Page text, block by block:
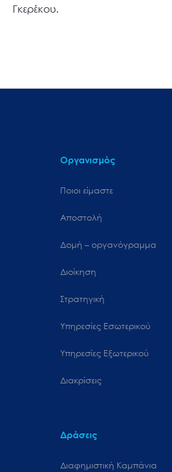
Γκερέκου.
Οργανισμός
Ποιοι είμαστε
Αποστολή
Δομή – οργανόγραμμα
Διοίκηση
Στρατηγική
Υπηρεσίες Εσωτερικού
Υπηρεσίες Εξωτερικού
Διακρίσεις
Δράσεις
Διαφημιστική Καμπάνια